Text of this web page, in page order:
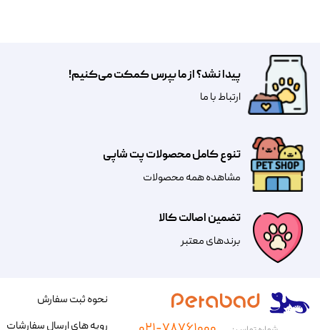
تضمین اصالت کالا
​​برندهای معتبر​​​​​​​
تنوع کامل محصولات پت شاپی
مشاهده همه محصولات
پیدا نشد؟ از ما بپرس کمکت می‌کنیم!
​​​ارتباط با ما
نحوه ثبت سفارش
رویه های ارسال سفارشات